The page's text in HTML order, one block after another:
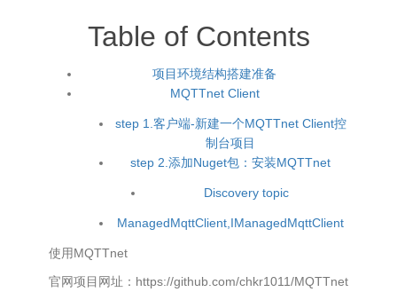
Table of Contents
项目环境结构搭建准备
MQTTnet Client
step 1.客户端-新建一个MQTTnet Client控
制台项目
step 2.添加Nuget包：安装MQTTnet
Discovery topic
ManagedMqttClient,IManagedMqttClient
使用MQTTnet
官网项目网址：https://github.com/chkr1011/MQTTnet